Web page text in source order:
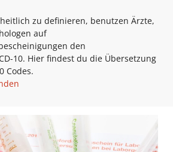
zu definieren, benutzen Ärzte,
auf
den
10. Hier findest du die Übersetzung
Codes.